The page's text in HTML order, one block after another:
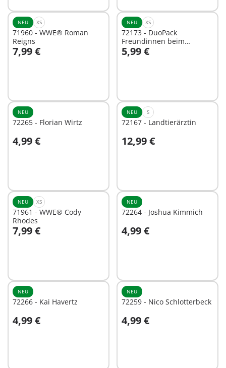
NEU XS
71960 - WWE® Roman
Reigns
7,99 €
In den Warenkorb
NEU XS
72173 - DuoPack
Freundinnen beim
Shoppen
5,99 €
In den Warenkorb
NEU
72265 - Florian Wirtz
4,99 €
In den Warenkorb
NEU S
72167 - Landtierärztin
12,99 €
In den Warenkorb
NEU XS
71961 - WWE® Cody
Rhodes
7,99 €
In den Warenkorb
NEU
72264 - Joshua Kimmich
4,99 €
In den Warenkorb
NEU
72266 - Kai Havertz
4,99 €
In den Warenkorb
NEU
72259 - Nico Schlotterbeck
4,99 €
In den Warenkorb